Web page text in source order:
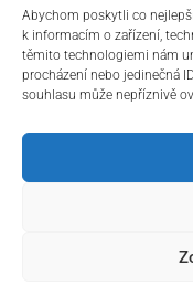
Abychom poskytli co
k informacím o zařízení,
těmito technologiemi nám
procházení nebo jedinečná
souhlasu může nepříznivě
Prahy, nechal v
zde uchoval
hradě Karlštejn
korunovační
relikvií.